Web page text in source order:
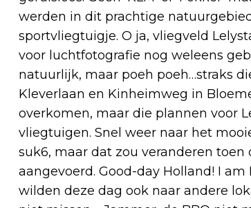
werden in dit prachtige
sportvliegtuigje. O ja, vliegveld
voor luchtfotografie nog weleens
natuurlijk, maar poeh poeh…straks
Kleverlaan en Kinheimweg in
overkomen, maar die plannen voor
vliegtuigen. Snel weer naar het
suk6, maar dat zou veranderen toen
aangevoerd. Good-day Holland! I
wilden deze dag ook naar andere